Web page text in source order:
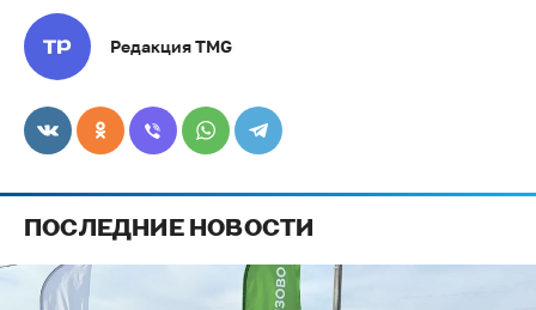
Редакция TMG
ПОСЛЕДНИЕ НОВОСТИ